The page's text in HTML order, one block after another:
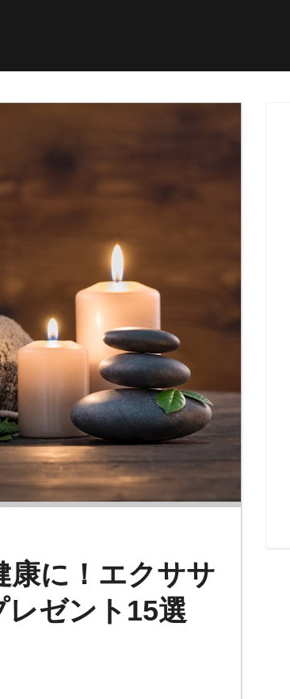
康に！エクササ
レゼント15選